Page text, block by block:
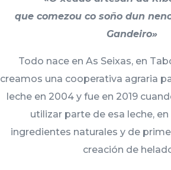
que comezou co soño dun
Gandeiro»
Todo nace en As Seixas, en
creamos una cooperativa agraria
leche en 2004 y fue en 2019
utilizar parte de esa leche,
ingredientes naturales y de
creación de